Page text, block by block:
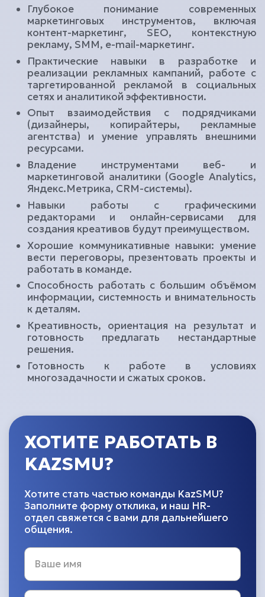
Подобрать квартиру
Глубокое понимание современных
маркетинговых инструментов, включая
контент-маркетинг, SEO, контекстную
рекламу, SMM, e-mail-маркетинг.
Практические навыки в разработке и
реализации рекламных кампаний, работе с
таргетированной рекламой в социальных
сетях и аналитикой эффективности.
Опыт взаимодействия с подрядчиками
(дизайнеры, копирайтеры, рекламные
агентства) и умение управлять внешними
ресурсами.
Владение инструментами веб- и
маркетинговой аналитики (Google Analytics,
Яндекс.Метрика, CRM-системы).
Навыки работы с графическими
редакторами и онлайн-сервисами для
создания креативов будут преимуществом.
Хорошие коммуникативные навыки: умение
вести переговоры, презентовать проекты и
работать в команде.
Способность работать с большим объёмом
информации, системность и внимательность
к деталям.
Креативность, ориентация на результат и
готовность предлагать нестандартные
решения.
Готовность к работе в условиях
многозадачности и сжатыx сроков.
ХОТИТЕ РАБОТАТЬ В
KAZSMU?
Хотите стать частью команды KazSMU?
Заполните форму отклика, и наш HR-
отдел свяжется с вами для дальнейшего
общения.